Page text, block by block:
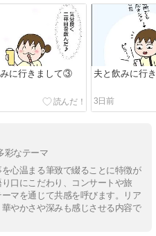
に行きまして③ 夫と飲みに行
3日前
彩なテーマ
心温まる筆致で綴ることに特徴が
口にこだわり、コンサートや旅
マを通じて共感を呼びます。リア
やかさや深みも感じさせる内容で